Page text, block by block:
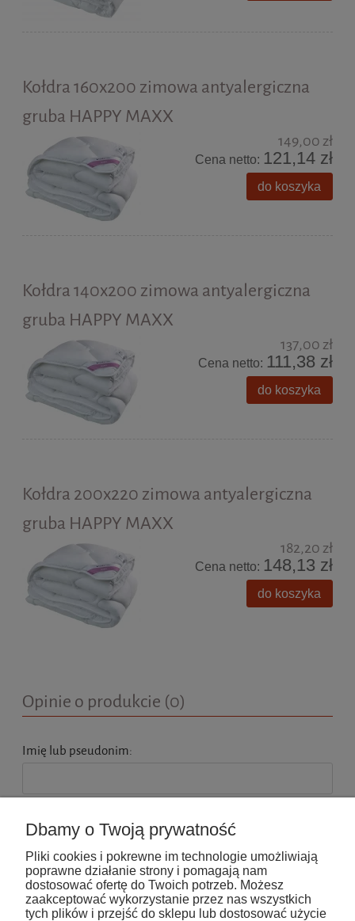
Kołdra 160x200 zimowa antyalergiczna
gruba HAPPY MAXX
149,00 zł
Cena netto: 121,14 zł
do koszyka
Kołdra 140x200 zimowa antyalergiczna
gruba HAPPY MAXX
137,00 zł
Cena netto: 111,38 zł
do koszyka
Kołdra 200x220 zimowa antyalergiczna
gruba HAPPY MAXX
182,20 zł
Cena netto: 148,13 zł
do koszyka
Opinie o produkcie (0)
Imię lub pseudonim:
Dbamy o Twoją prywatność
Pliki cookies i pokrewne im technologie umożliwiają
poprawne działanie strony i pomagają nam
dostosować ofertę do Twoich potrzeb. Możesz
zaakceptować wykorzystanie przez nas wszystkich
tych plików i przejść do sklepu lub dostosować użycie